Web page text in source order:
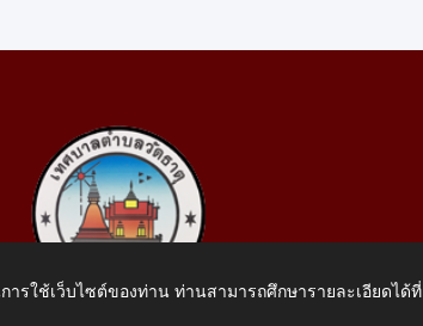
รใช้เว็บไซต์ของท่าน ท่านสามารถศึกษารายละเอียดได้ที่